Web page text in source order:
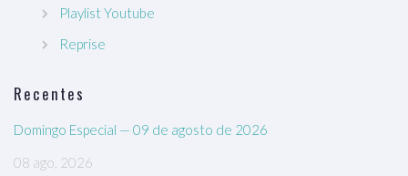
Playlist Youtube
Reprise
Recentes
Domingo Especial — 09 de agosto de 2026
08 ago, 2026